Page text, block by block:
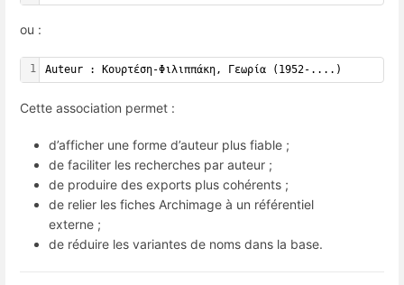
ou :
1 Auteur : Κουρτέση-Φιλιππάκη, Γεωρία (1952-....)
Cette association permet :
d’afficher une forme d’auteur plus fiable ;
de faciliter les recherches par auteur ;
de produire des exports plus cohérents ;
de relier les fiches Archimage à un référentiel
externe ;
de réduire les variantes de noms dans la base.